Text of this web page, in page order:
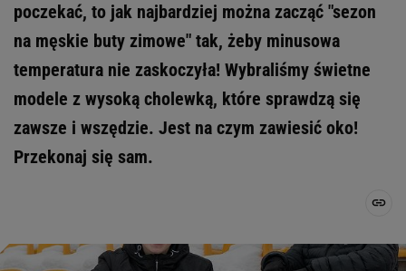
poczekać, to jak najbardziej można zacząć "sezon
na męskie buty zimowe" tak, żeby minusowa
temperatura nie zaskoczyła! Wybraliśmy świetne
modele z wysoką cholewką, które sprawdzą się
zawsze i wszędzie. Jest na czym zawiesić oko!
Przekonaj się sam.